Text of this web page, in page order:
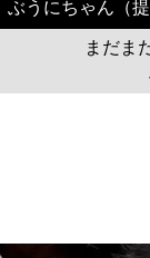
ぶうにちゃん（
まだま